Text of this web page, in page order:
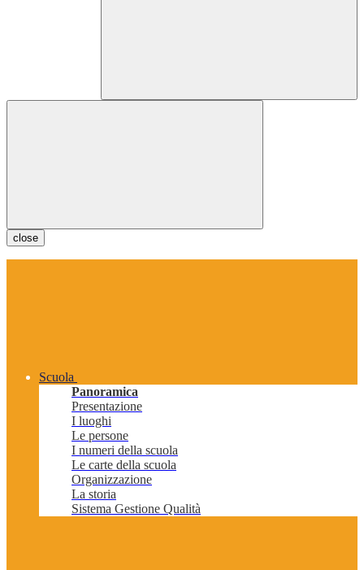
close
Scuola
Panoramica
Presentazione
I luoghi
Le persone
I numeri della scuola
Le carte della scuola
Organizzazione
La storia
Sistema Gestione Qualità